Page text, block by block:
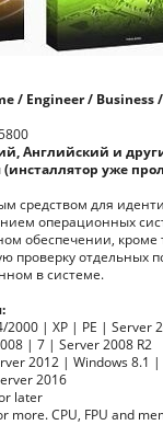
/ Engineer /
Английский и
(инсталлятор уже
средством для
операционных
обеспечении,
проверку
в системе.
2000 | XP | PE | Server
| 7 | Server 2008 R2
2012 | Windows 8.1
2016
later
more. CPU, FPU and